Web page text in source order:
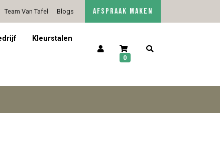
5/5 op Google Reviews
Team Van Tafel Blogs
Contact
AFSPRAAK MAKEN
Kleurstalen
0